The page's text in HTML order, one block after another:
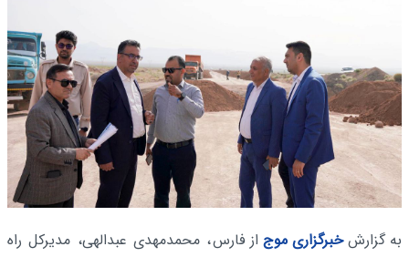
به گزارشخبرگزاری موج از فارس، محمدمهدی عبدالهی، مدیرکل راه